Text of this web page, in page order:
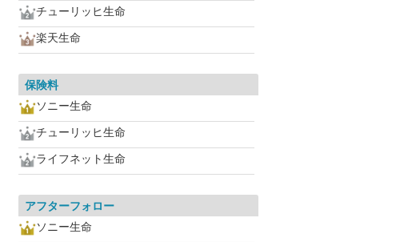
チューリッヒ生命
楽天生命
保険料
ソニー生命
チューリッヒ生命
ライフネット生命
アフターフォロー
ソニー生命